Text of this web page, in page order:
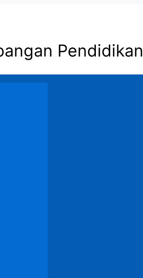
Pendidikan